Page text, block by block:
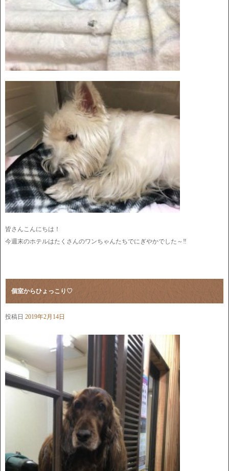
皆さんこんにちは！
今週末のホテルはたくさんのワンちゃんたちでにぎやかでした～‼
個室からひょっこり♡
投稿日 2019年2月14日